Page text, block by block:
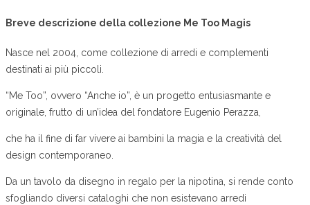
Breve descrizione della collezione Me Too Magis
Nasce nel 2004, come collezione di arredi e complementi
destinati ai più piccoli.
“Me Too”, ovvero “Anche io”, è un progetto entusiasmante e
originale, frutto di un’idea del fondatore Eugenio Perazza,
che ha il fine di far vivere ai bambini la magia e la creatività del
design contemporaneo.
Da un tavolo da disegno in regalo per la nipotina, si rende conto
sfogliando diversi cataloghi che non esistevano arredi